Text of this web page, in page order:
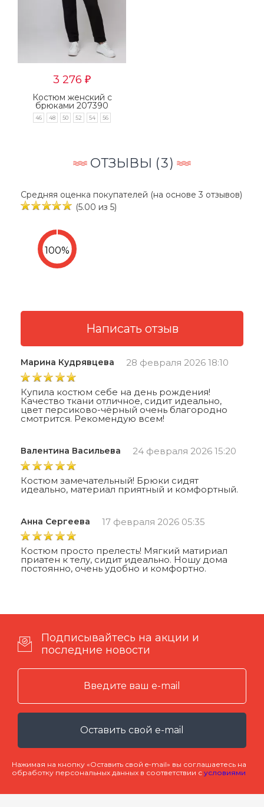
3 276 ₽
Костюм женский с
брюками 207390
46 48 50 52 54 56
ОТЗЫВЫ (3)
Средняя оценка покупателей (на основе 3 отзывов)
(5.00 из 5)
Марина Кудрявцева 28 февраля 2026 18:10
Купила костюм себе на день рождения!
Качество ткани отличное, сидит идеально,
цвет персиково-чёрный очень благородно
смотрится. Рекомендую всем!
Валентина Васильева 24 февраля 2026 15:20
Костюм замечательный! Брюки сидят
идеально, материал приятный и комфортный.
Анна Сергеева 17 февраля 2026 05:35
Костюм просто прелесть! Мягкий матириал
приатен к телу, сидит идеально. Ношу дома
постоянно, очень удобно и комфортно.
Подписывайтесь на акции и
последние новости
Оставить свой e-mail
Нажимая на кнопку «Оставить свой e-mail» вы соглашаетесь на
обработку персональных данных в соответствии с условиями